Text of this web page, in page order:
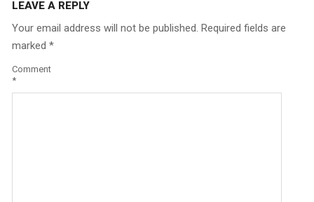
LEAVE A REPLY
Your email address will not be published. Required fields are
marked *
Comment
*